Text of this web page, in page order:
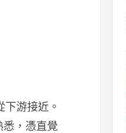
游接近。
悉，憑直覺